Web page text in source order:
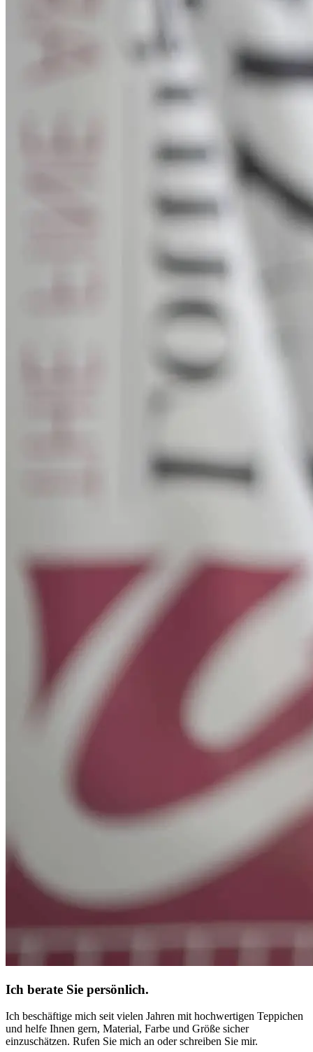
Ich berate Sie persönlich.
Ich beschäftige mich seit vielen Jahren mit hochwertigen Teppichen
und helfe Ihnen gern, Material, Farbe und Größe sicher
einzuschätzen. Rufen Sie mich an oder schreiben Sie mir.